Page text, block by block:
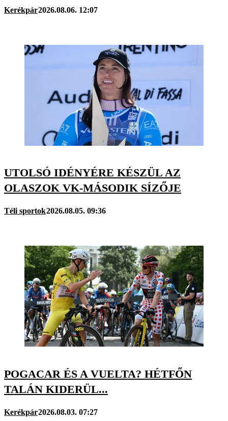
Kerékpár2026.08.06. 12:07
UTOLSÓ IDÉNYÉRE KÉSZÜL AZ
OLASZOK VK-MÁSODIK SÍZŐJE
Téli sportok2026.08.05. 09:36
POGACAR ÉS A VUELTA? HÉTFŐN
TALÁN KIDERÜL...
Kerékpár2026.08.03. 07:27